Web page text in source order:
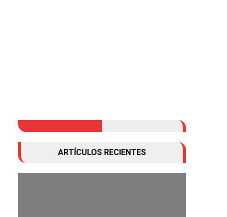
ARTÍCULOS RECIENTES